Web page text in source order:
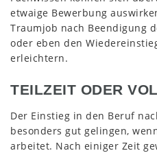
etwaige Bewerbung
Traumjob nach Beendigung
oder eben den
erleichtern.
TEILZEIT ODER
Der Einstieg in den Beruf
besonders gut gelingen,
arbeitet. Nach einiger Zeit